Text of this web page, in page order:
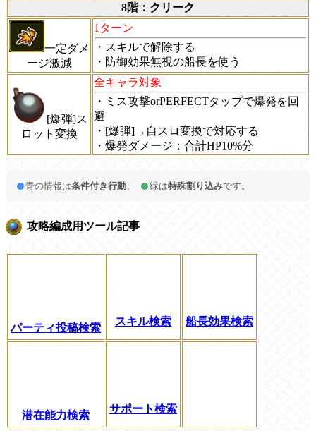
8階：クリーク
一定ダメ
ージ激減
1ターン
・スキルで解除する
・防御効果無視の船長を使う
[爆弾]ス
ロット変換
全キャラ対象
・ミス攻撃orPERFECTタップで爆発を回
避
・[爆弾]→自スロ変換で対応する
・爆発ダメージ：合計HP10%分
青の情報は条件付き行動 緑は特殊割り込みです。
攻略編成用ツール記事
パーティ投稿検索
スキル検索 船長効果検索
潜在能力検索
サポート検索